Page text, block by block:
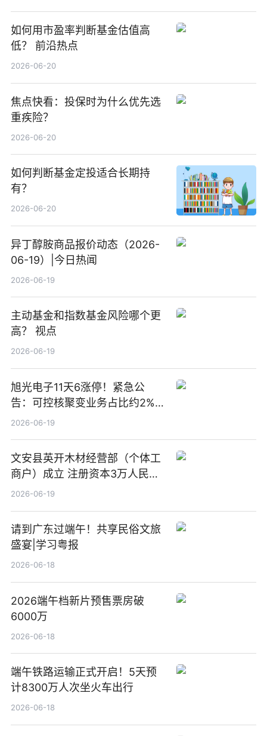
如何用市盈率判断基金估值高
低？ 前沿热点
2026-06-20
焦点快看：投保时为什么优先选
重疾险？
2026-06-20
如何判断基金定投适合长期持
有？
2026-06-20
异丁醇胺商品报价动态（2026-
06-19）|今日热闻
2026-06-19
主动基金和指数基金风险哪个更
高？ 视点
2026-06-19
旭光电子11天6涨停！紧急公
告：可控核聚变业务占比约2%！
前沿热点
2026-06-19
文安县英开木材经营部（个体工
商户）成立 注册资本3万人民币
新要闻
2026-06-19
请到广东过端午！共享民俗文旅
盛宴|学习粤报
2026-06-18
2026端午档新片预售票房破
6000万
2026-06-18
端午铁路运输正式开启！5天预
计8300万人次坐火车出行
2026-06-18